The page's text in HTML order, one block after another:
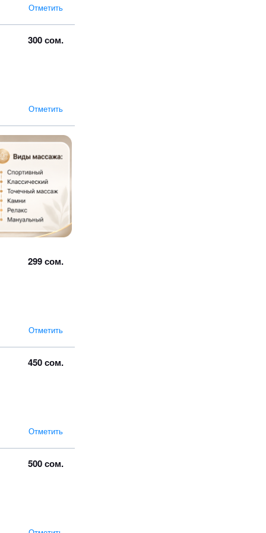
Отметить
300 сом.
Отметить
299 сом.
Отметить
450 сом.
Отметить
500 сом.